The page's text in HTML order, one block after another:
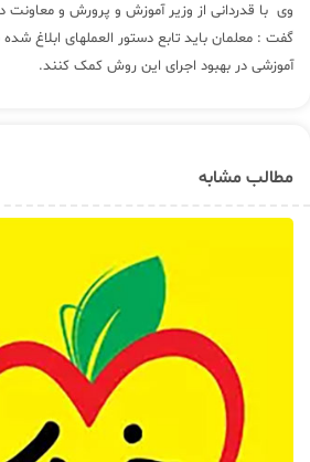
وی با قدردانی از وزیر آموزش و پرورش و معاونت
گفت : معلمان باید تابع دستور العملهای ابلاغ
آموزشی در بهبود اجرای این روش کمک کنند.
مطالب مشابه